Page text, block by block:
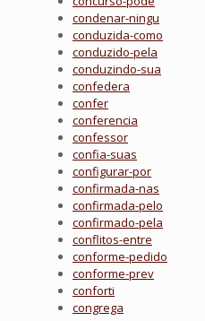
condenar-ningu
conduzida-como
conduzido-pela
conduzindo-sua
confedera
confer
conferencia
confessor
confia-suas
configurar-por
confirmada-nas
confirmada-pelo
confirmado-pela
conflitos-entre
conforme-pedido
conforme-prev
conforti
congrega